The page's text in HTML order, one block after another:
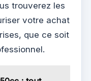
trouverez les
votre achat
que ce soit